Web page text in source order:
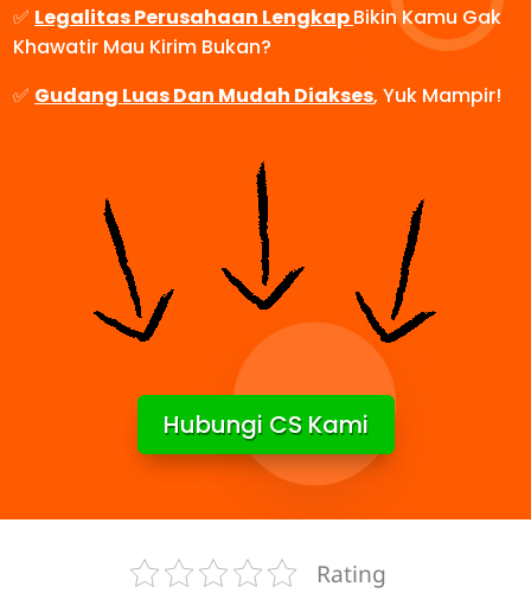
✅ Legalitas Perusahaan LengkapBikin Kamu Gak
Khawatir Mau Kirim Bukan?
✅ Gudang Luas Dan Mudah Diakses, Yuk Mampir!
Hubungi CS Kami
Rating